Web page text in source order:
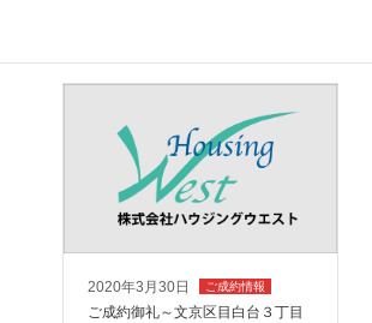
2020年3月30日 ご成約情報
ご成約御礼～文京区目白台３丁目